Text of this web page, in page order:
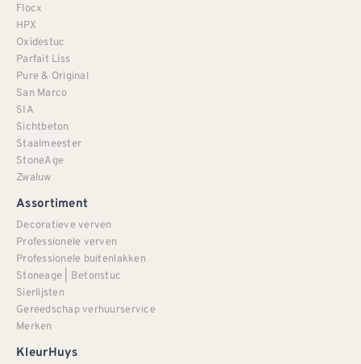
Flocx
HPX
Oxidestuc
Parfait Liss
Pure & Original
San Marco
SIA
Sichtbeton
Staalmeester
StoneAge
Zwaluw
Assortiment
Decoratieve verven
Professionele verven
Professionele buitenlakken
Stoneage | Betonstuc
Sierlijsten
Gereedschap verhuurservice
Merken
KleurHuys